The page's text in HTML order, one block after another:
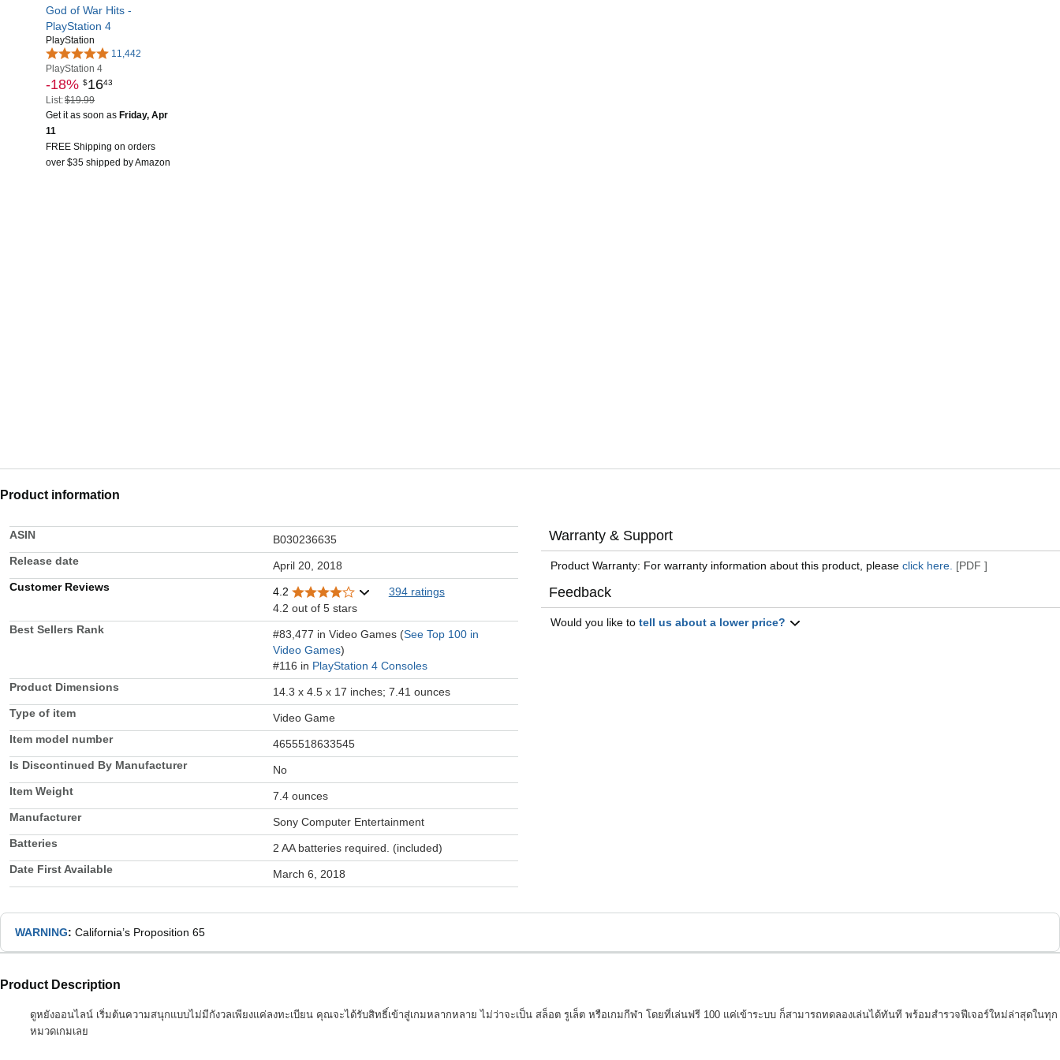
God of War Hits -
PlayStation 4
PlayStation
11,442
PlayStation 4
-18% $1643
List:$19.99
Get it as soon as Friday, Apr
11
FREE Shipping on orders
over $35 shipped by Amazon
Product information
ASIN
B030236635
Release date
April 20, 2018
Customer Reviews
4.2
394 ratings
4.2 out of 5 stars
Best Sellers Rank
#83,477 in Video Games (See Top 100 in
Video Games)
#116 in PlayStation 4 Consoles
Product Dimensions
14.3 x 4.5 x 17 inches; 7.41 ounces
Type of item
Video Game
Item model number
4655518633545
Is Discontinued By Manufacturer
No
Item Weight
7.4 ounces
Manufacturer
Sony Computer Entertainment
Batteries
2 AA batteries required. (included)
Date First Available
March 6, 2018
Warranty & Support
Product Warranty: For warranty information about this product, pleaseclick here. [PDF ]
Feedback
Would you like totell us about a lower price?
WARNING: California’s Proposition 65
Product Description
ดูหยังออนไลน์ เริ่มต้นความสนุกแบบไม่มีกังวลเพียงแค่ลงทะเบียน คุณจะได้รับสิทธิ์เข้าสู่เกมหลากหลาย ไม่ว่าจะเป็น สล็อต รูเล็ต หรือเกมกีฬา โดยที่เล่นฟรี 100 แค่เข้าระบบ ก็สามารถทดลองเล่นได้ทันที พร้อมสำรวจฟีเจอร์ใหม่ล่าสุดในทุก
หมวดเกมเลย